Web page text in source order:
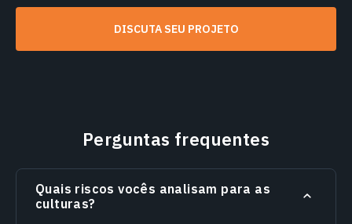
DISCUTA SEU PROJETO
Perguntas frequentes
Quais riscos vocês analisam para as
culturas?